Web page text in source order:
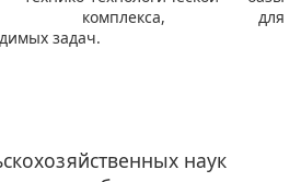
комплекса, для
задач.
наук